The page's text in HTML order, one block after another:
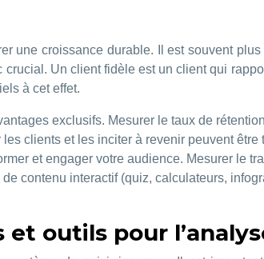
une croissance durable. Il est souvent
Un client fidèle est un client qui
à cet effet.
exclusifs. Mesurer le taux de
clients et les inciter à revenir peuvent être
et engager votre audience. Mesurer le
contenu interactif (quiz, calculateurs,
outils pour